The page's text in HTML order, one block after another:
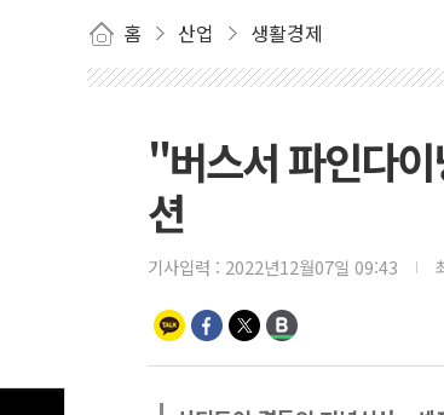
홈 산업 생활경제
"버스서 파인다
션
기사입력 : 2022년12월07일 09:43